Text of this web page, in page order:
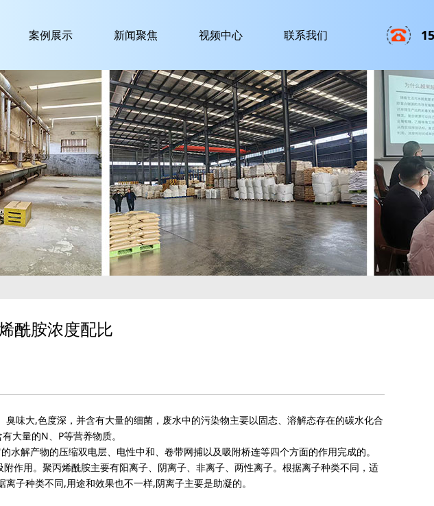
案例展示 新闻聚焦 视频中心 联系我们
酰胺浓度配比
味大,色度深，并含有大量的细菌，废水中的污染物主要以固态、溶解态存在的碳水化合
大量的N、P等营养物质。
解产物的压缩双电层、电性中和、卷带网捕以及吸附桥连等四个方面的作用完成的。
作用。聚丙烯酰胺主要有阳离子、阴离子、非离子、两性离子。根据离子种类不同，适
子种类不同,用途和效果也不一样,阴离子主要是助凝的。